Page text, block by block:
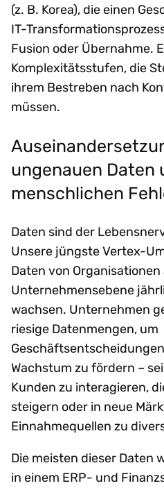
(z. B. Korea), die einen
IT-
Fusion oder Übernahme.
Komplexitätsstufen, die
ihrem Bestreben nach
müssen.
ungenauen Daten
menschlichen
Daten sind der
Unsere jüngste Vertex-
Daten von
Unternehmensebene
wachsen. Unternehmen
riesige Datenmengen, um
Wachstum zu fördern –
Kunden zu interagieren,
steigern oder in neue
Einnahmequellen zu
Die meisten dieser Daten
in einem ERP- und